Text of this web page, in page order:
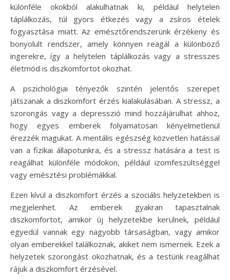
különféle okokból alakulhatnak ki, például helytelen
táplálkozás, túl gyors étkezés vagy a zsíros ételek
fogyasztása miatt. Az emésztőrendszerünk érzékeny és
bonyolult rendszer, amely könnyen reagál a különböző
ingerekre, így a helytelen táplálkozás vagy a stresszes
életmód is diszkomfortot okozhat.
A pszichológiai tényezők szintén jelentős szerepet
játszanak a diszkomfort érzés kialakulásában. A stressz, a
szorongás vagy a depresszió mind hozzájárulhat ahhoz,
hogy egyes emberek folyamatosan kényelmetlenül
érezzék magukat. A mentális egészség közvetlen hatással
van a fizikai állapotunkra, és a stressz hatására a test is
reagálhat különféle módokon, például izomfeszültséggel
vagy emésztési problémákkal.
Ezen kívül a diszkomfort érzés a szociális helyzetekben is
megjelenhet. Az emberek gyakran tapasztalnak
diszkomfortot, amikor új helyzetekbe kerülnek, például
egyedül vannak egy nagyobb társaságban, vagy amikor
olyan emberekkel találkoznak, akiket nem ismernek. Ezek a
helyzetek szorongást okozhatnak, és a testünk reagálhat
rájuk a diszkomfort érzésével.